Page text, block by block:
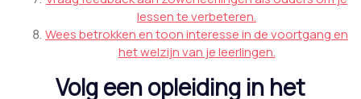
lessen te verbeteren.
Wees betrokken en toon interesse in de voortgang en
het welzijn van je leerlingen.
Volg een opleiding in het